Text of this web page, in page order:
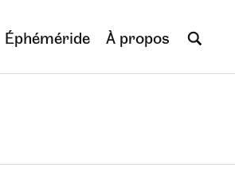
Éphéméride À propos